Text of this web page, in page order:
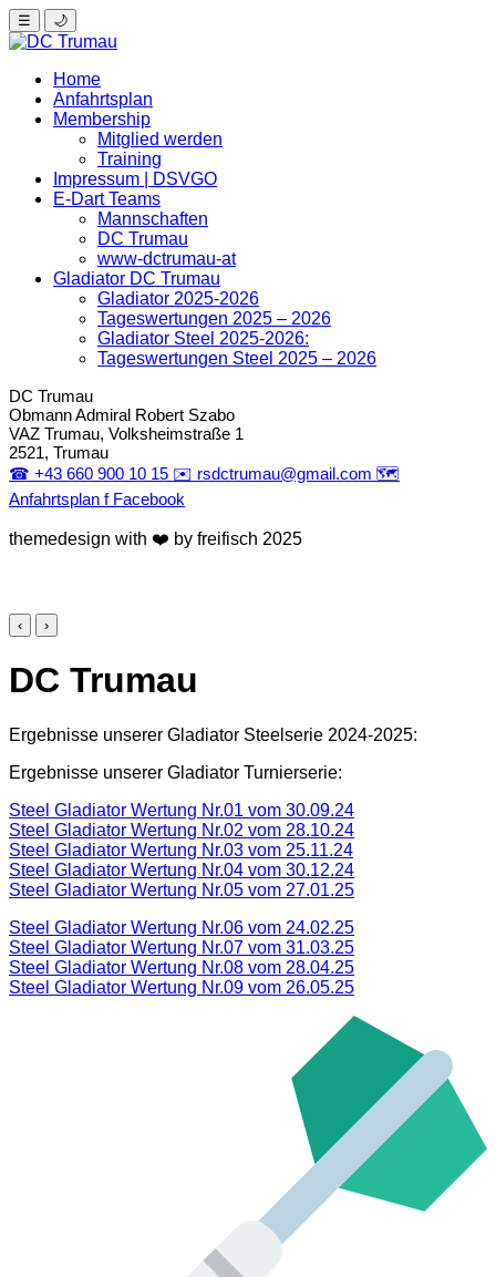
☰ 🌙
Home
Anfahrtsplan
Membership
Mitglied werden
Training
Impressum | DSVGO
E-Dart Teams
Mannschaften
DC Trumau
www-dctrumau-at
Gladiator DC Trumau
Gladiator 2025-2026
Tageswertungen 2025 – 2026
Gladiator Steel 2025-2026:
Tageswertungen Steel 2025 – 2026
DC Trumau
Obmann Admiral Robert Szabo
VAZ Trumau, Volksheimstraße 1
2521, Trumau
☎ +43 660 900 10 15 ✉️ rsdctrumau@gmail.com 🗺️
Anfahrtsplan fFacebook
themedesign with ❤️ by freifisch 2025
‹ ›
DC Trumau
Ergebnisse unserer Gladiator Steelserie 2024-2025:
Ergebnisse unserer Gladiator Turnierserie:
Steel Gladiator Wertung Nr.01 vom 30.09.24
Steel Gladiator Wertung Nr.02 vom 28.10.24
Steel Gladiator Wertung Nr.03 vom 25.11.24
Steel Gladiator Wertung Nr.04 vom 30.12.24
Steel Gladiator Wertung Nr.05 vom 27.01.25
Steel Gladiator Wertung Nr.06 vom 24.02.25
Steel Gladiator Wertung Nr.07 vom 31.03.25
Steel Gladiator Wertung Nr.08 vom 28.04.25
Steel Gladiator Wertung Nr.09 vom 26.05.25